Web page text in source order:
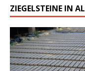
ZIEGELSTEINE IN